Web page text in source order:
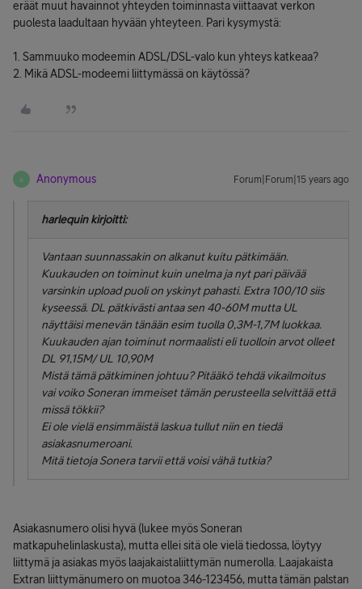
eräät muut havainnot yhteyden toiminnasta viittaavat verkon
puolesta laadultaan hyvään yhteyteen. Pari kysymystä:
1. Sammuuko modeemin ADSL/DSL-valo kun yhteys katkeaa?
2. Mikä ADSL-modeemi liittymässä on käytössä?
A Anonymous Forum|Forum|15 years ago
harlequin kirjoitti:
Vantaan suunnassakin on alkanut kuitu pätkimään.
Kuukauden on toiminut kuin unelma ja nyt pari päivää
varsinkin upload puoli on yskinyt pahasti. Extra 100/10 siis
kyseessä. DL pätkivästi antaa sen 40-60M mutta UL
näyttäisi menevän tänään esim tuolla 0,3M-1,7M luokkaa.
Kuukauden ajan toiminut normaalisti eli tuolloin arvot olleet
DL 91,15M/ UL 10,90M
Mistä tämä pätkiminen johtuu? Pitääkö tehdä vikailmoitus
vai voiko Soneran immeiset tämän perusteella selvittää että
missä tökkii?
Ei ole vielä ensimmäistä laskua tullut niin en tiedä
asiakasnumeroani.
Mitä tietoja Sonera tarvii että voisi vähä tutkia?
Asiakasnumero olisi hyvä (lukee myös Soneran
matkapuhelinlaskusta), mutta ellei sitä ole vielä tiedossa, löytyy
liittymä ja asiakas myös laajakaistaliittymän numerolla. Laajakaista
Extran liittymänumero on muotoa 346-123456, mutta tämän palstan